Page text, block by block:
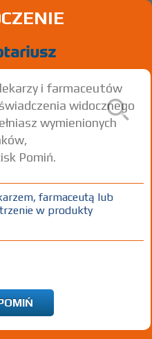
28 szt. Doustnie
(2) DZ(3)
pozarejestracyjne:
w ChPL - u dzieci do 18 rż.;
18 rż.; leczenie renoprotekcyjne
i farmaceutów
widocznego
wymienionych
Pomiń.
farmaceutą lub
w produkty